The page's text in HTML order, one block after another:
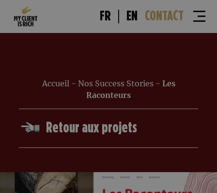
FR EN CONTACT
Accueil- Nos Success Stories- Les
Raconteurs
Retour aux projets